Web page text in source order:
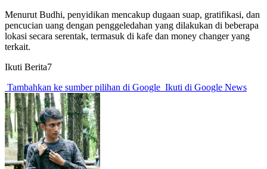
Menurut Budhi, penyidikan mencakup dugaan suap, gratifikasi, dan
pencucian uang dengan penggeledahan yang dilakukan di beberapa
lokasi secara serentak, termasuk di kafe dan money changer yang
terkait.
Ikuti Berita7
Tambahkan ke sumber pilihan di Google Ikuti di Google News